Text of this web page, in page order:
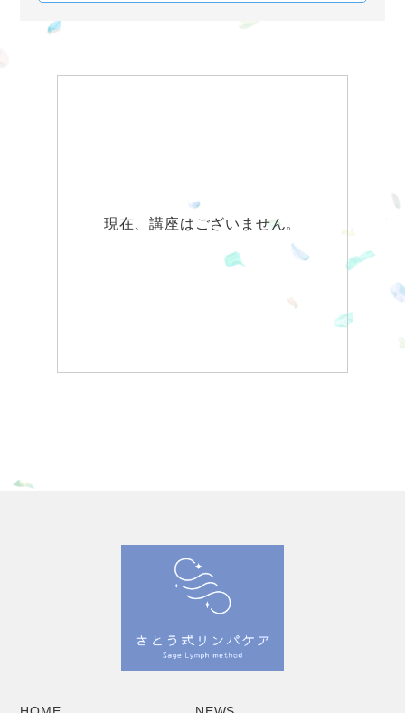
現在、講座はございません。